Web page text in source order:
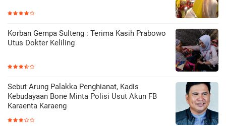
Korban Gempa Sulteng : Terima Kasih Prabowo
Utus Dokter Keliling
Sebut Arung Palakka Penghianat, Kadis
Kebudayaan Bone Minta Polisi Usut Akun FB
Karaenta Karaeng